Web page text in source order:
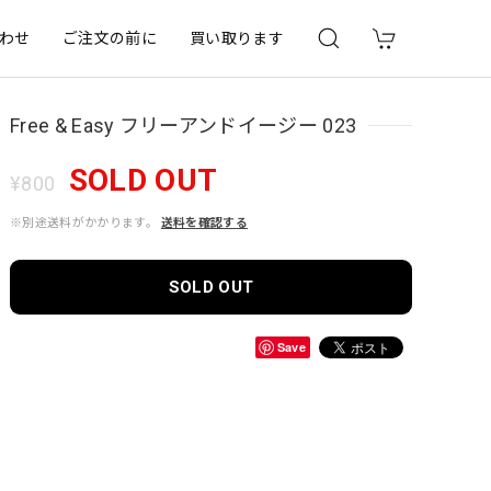
せ ご注文の前に 買い取ります
Free & Easy フリーアンドイージー 023
¥800 SOLD OUT
※別途送料がかかります。 送料を確認する
SOLD OUT
Save